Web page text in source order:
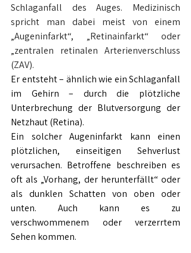
Schlaganfall des Auges. Medizinisch
spricht man dabei meist von einem
„Augeninfarkt“, „Retinainfarkt“ oder
„zentralen retinalen Arterienverschluss
(ZAV).
Er entsteht – ähnlich wie ein Schlaganfall
im Gehirn – durch die plötzliche
Unterbrechung der Blutversorgung der
Netzhaut (Retina).
Ein solcher Augeninfarkt kann einen
plötzlichen, einseitigen Sehverlust
verursachen. Betroffene beschreiben es
oft als „Vorhang, der herunterfällt“ oder
als dunklen Schatten von oben oder
unten. Auch kann es zu
verschwommenem oder verzerrtem
Sehen kommen.